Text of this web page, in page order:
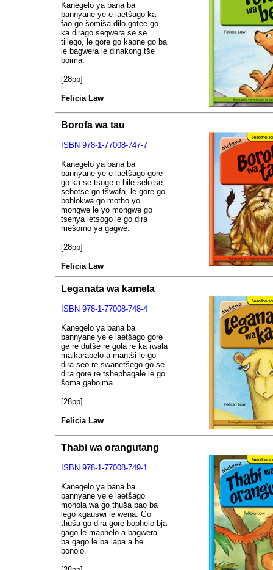
Kanegelo ya bana ba
bannyane ye e laetšago ka
fao go šomiša dilo gotee go
ka dirago segwera se se
tiilego, le gore go kaone go ba
le bagwera le dinakong tše
boima.
[28pp]
Felicia Law
Borofa wa tau
ISBN 978-1-77008-747-7
Kanegelo ya bana ba
bannyane ye e laetšago gore
go ka se tsoge e bile selo se
sebotse go tšwafa, le gore go
bohlokwa go motho yo
mongwe le yo mongwe go
tsenya letsogo le go dira
mešomo ya gagwe.
[28pp]
Felicia Law
Leganata wa kamela
ISBN 978-1-77008-748-4
Kanegelo ya bana ba
bannyane ye e laetšago gore
ge re dutše re gola re ka rwala
maikarabelo a mantši le go
dira seo re swanetšego go se
dira gore re tshephagale le go
šoma gaboima.
[28pp]
Felicia Law
Thabi wa orangutang
ISBN 978-1-77008-749-1
Kanegelo ya bana ba
bannyane ye e laetšago
mohola wa go thuša bao ba
lego kgauswi le wena. Go
thuša go dira gore bophelo bja
gago le maphelo a bagwera
ba gago le ba lapa a be
bonolo.